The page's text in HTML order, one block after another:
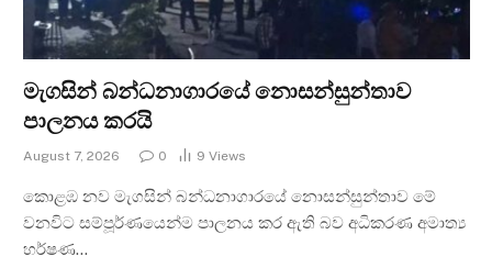
මැගසින් බන්ධනාගාරයේ නොසන්සුන්තාව
පාලනය කරයි
August 7, 2026 0 9 Views
කොළඹ නව මැගසින් බන්ධනාගාරයේ නොසන්සුන්තාව මේ
වනවිට සම්පූර්ණයෙන්ම පාලනය කර ඇති බව අධිකරණ අමාත්‍ය
හර්ෂණ…